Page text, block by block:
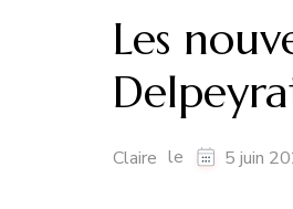
Les
Claire le 5 juin